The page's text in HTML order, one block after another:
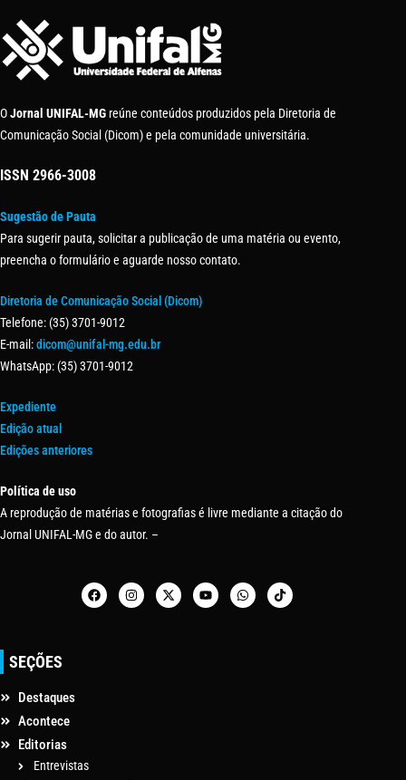
OJornal UNIFAL-MG reúne conteúdos produzidos pela Diretoria de
Comunicação Social (Dicom) e pela comunidade universitária.
ISSN 2966-3008
Sugestão de Pauta
Para sugerir pauta, solicitar a publicação de uma matéria ou evento,
preencha o formulário e aguarde nosso contato.
Diretoria de Comunicação Social (Dicom)
Telefone: (35) 3701-9012
E-mail:dicom@unifal-mg.edu.br
WhatsApp: (35) 3701-9012
Expediente
Edição atual
Edições anteriores
Política de uso
A reprodução de matérias e fotografias é livre mediante a citação do
Jornal UNIFAL-MG e do autor. –
SEÇÕES
Destaques
Acontece
Editorias
Entrevistas